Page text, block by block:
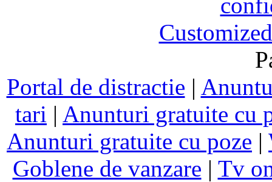
Portal de distractie |
tari | Anunturi gratuite cu
Anunturi gratuite cu poze |
Goblene de vanzare | Tv